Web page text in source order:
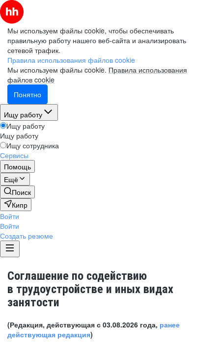
Мы используем файлы cookie, чтобы обеспечивать
правильную работу нашего веб-сайта и анализировать
сетевой трафик.
Правила использования файлов cookie
Мы используем файлы cookie. Правила использования
файлов cookie
Понятно
Ищу работу
Ищу работу
Ищу работу
Ищу сотрудника
Сервисы
Помощь
Ещё
Поиск
Кипр
Войти
Войти
Создать резюме
Соглашение по содействию
в трудоустройстве и иных видах
занятости
(Редакция, действующая с 03.08.2026 года, ранее
действующая редакция)